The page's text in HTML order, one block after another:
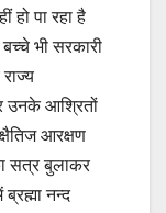
हो पा रहा है
भी सरकारी
उनके आश्रितों
आरक्षण
सत्र बुलाकर
नन्द